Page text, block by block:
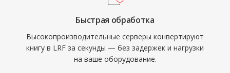
Быстрая обработка
Высокопроизводительные серверы конвертируют
книгу в LRF за секунды — без задержек и нагрузки
на ваше оборудование.